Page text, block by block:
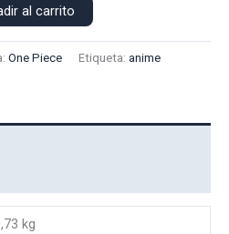
al carrito
One Piece Etiqueta: anime
kg